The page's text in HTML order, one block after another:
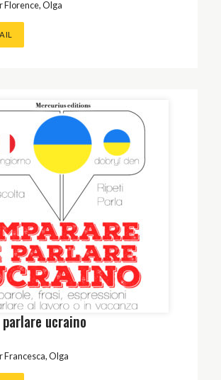
Florence, Olga
ucraino
Francesca, Olga